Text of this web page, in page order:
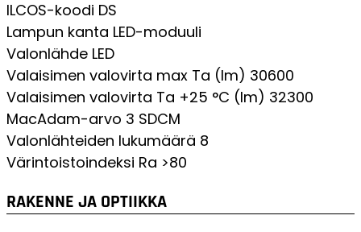
ILCOS-koodi DS
Lampun kanta LED-moduuli
Valonlähde LED
Valaisimen valovirta max Ta (lm) 30600
Valaisimen valovirta Ta +25 °C (lm) 32300
MacAdam-arvo 3 SDCM
Valonlähteiden lukumäärä 8
Värintoistoindeksi Ra >80
RAKENNE JA OPTIIKKA